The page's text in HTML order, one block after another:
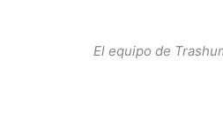
El equipo de